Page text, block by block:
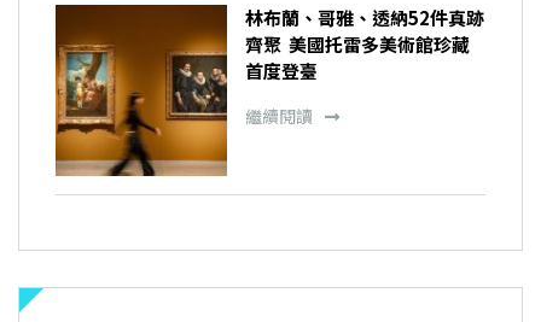
林布蘭、哥雅、透納52件真跡
齊聚 美國托雷多美術館珍藏
首度登臺
繼續閱讀